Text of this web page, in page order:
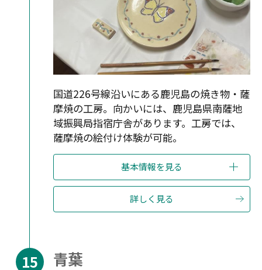
国道226号線沿いにある鹿児島の焼き物・薩
摩焼の工房。向かいには、鹿児島県南薩地
域振興局指宿庁舎があります。工房では、
薩摩焼の絵付け体験が可能。
基本情報を見る
詳しく見る
青葉